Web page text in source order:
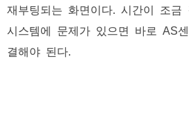
재부팅되는 화면이다. 시간이 조금
시스템에 문제가 있으면 바로 AS
결해야 된다.